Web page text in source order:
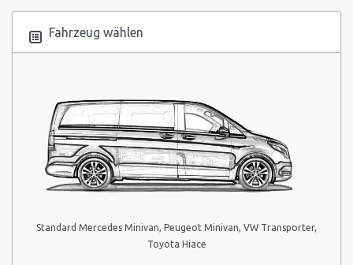
Fahrzeug wählen
Standard Mercedes Minivan, Peugeot Minivan, VW Transporter,
Toyota Hiace